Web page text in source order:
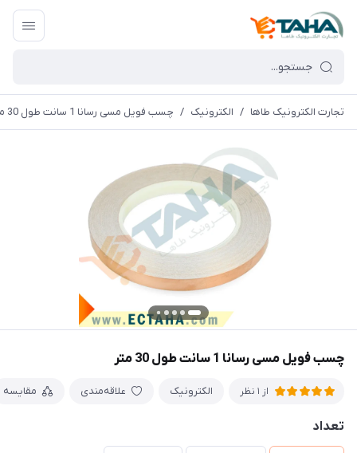
تجارت الکترونیک طاها / الکترونیک / چسب فویل مسی رسانا 1 سانت طول 30 متر
چسب فویل مسی رسانا 1 سانت طول 30 متر
از 1 نظر الکترونیک علاقه‌مندی مقایسه
تعداد